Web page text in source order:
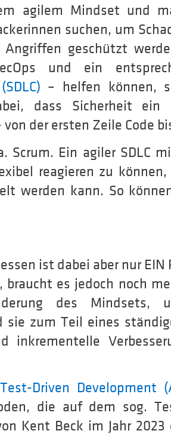
agilem Mindset und
suchen, um
Angriffen geschützt
und ein
– helfen können,
dass Sicherheit
der ersten Zeile Code
Scrum. Ein agiler SDLC
reagieren zu
werden kann. So
ist dabei aber nur EIN
braucht es jedoch noch
des Mindsets,
sie zum Teil eines
Driven Development
die auf dem sog.
Kent Beck im Jahr